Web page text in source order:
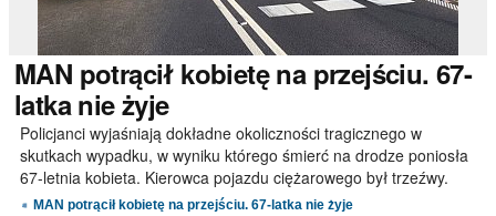
MAN potrącił kobietę na przejściu. 67-
latka nie żyje
Policjanci wyjaśniają dokładne okoliczności tragicznego w
skutkach wypadku, w wyniku którego śmierć na drodze poniosła
67-letnia kobieta. Kierowca pojazdu ciężarowego był trzeźwy.
MAN potrącił kobietę na przejściu. 67-latka nie żyje